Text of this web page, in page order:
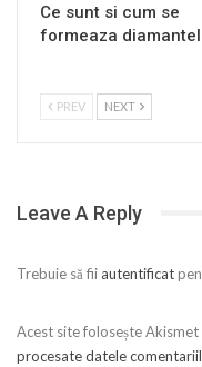
Ce sunt si cum se
formeaza
PREV NEXT
Leave A Reply
Trebuie să fii autentificat
Acest site folosește
procesate datele